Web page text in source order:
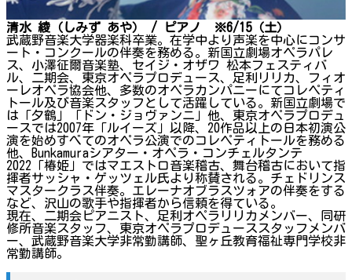
清水 綾（しみず あや） / ピアノ ※6/15（土）
武蔵野音楽大学器楽科卒業。在学中より声楽を中心にコンサ
ート・コンクールの伴奏を務める。新国立劇場オペラパレ
ス、小澤征爾音楽塾、セイジ・オザワ 松本フェスティバ
ル、二期会、東京オペラプロデュース、足利リリカ、フィオ
ーレオペラ協会他、多数のオペラカンパニーにてコレペティ
トール及び音楽スタッフとして活躍している。新国立劇場で
は「夕鶴」「ドン・ジョヴァンニ」他、東京オペラプロデュ
ースでは2007年「ルイーズ」以降、20作品以上の日本初演公
演を始めすべてのオペラ公演でのコレペティトールを務める
他、Bunkamuraシアター・オペラ・コンチェルタンテ
2022「椿姫」ではマエストロ音楽稽古、舞台稽古において指
揮者サッシャ・ゲッツェル氏より称賛される。チェドリンス
マスタークラス伴奏。エレーナオブラスツォアの伴奏をする
など、沢山の歌手や指揮者から信頼を得ている。
現在、二期会ピアニスト、足利オペラリリカメンバー、同研
修所音楽スタッフ、東京オペラプロデューススタッフメンバ
ー、武蔵野音楽大学非常勤講師、聖ヶ丘教育福祉専門学校非
常勤講師。